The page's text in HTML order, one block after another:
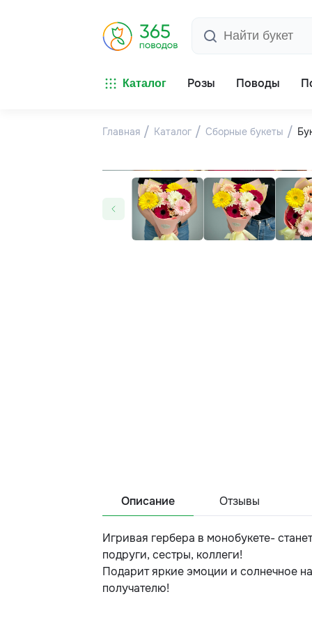
Каталог Розы Поводы
Главная Каталог Сборные букеты
Описание Отзывы
Игривая гербера в монобукете-
подруги, сестры, коллеги!
Подарит яркие эмоции и солнечное
получателю!